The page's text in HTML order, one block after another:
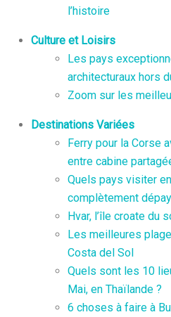
l’histoire
Culture et Loisirs
Les pays
architecturaux hors
Zoom sur les
Destinations Variées
Ferry pour la Corse
entre cabine
Quels pays visiter
complètement
Hvar, l’île croate du
Les meilleures
Costa del Sol
Quels sont les 10
Mai, en Thaïlande ?
6 choses à faire à